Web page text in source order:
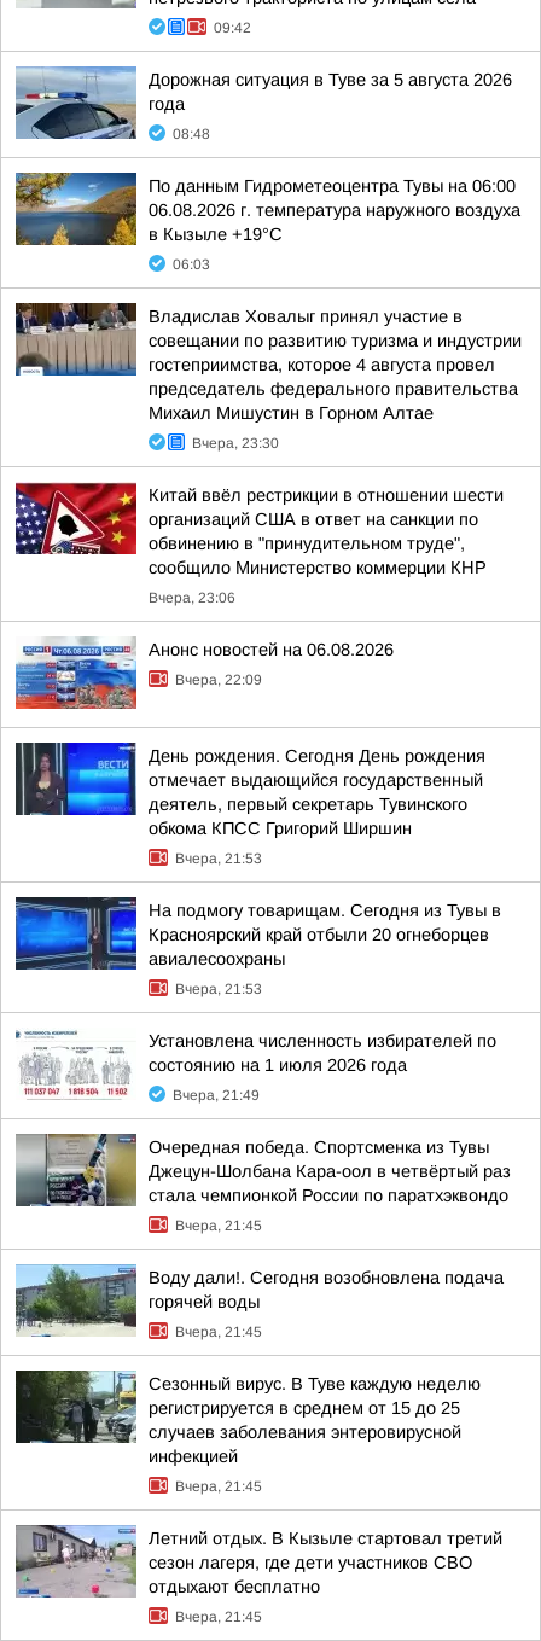
09:42
Дорожная ситуация в Туве за 5 августа 2026
года
08:48
По данным Гидрометеоцентра Тувы на 06:00
06.08.2026 г. температура наружного воздуха
в Кызыле +19°С
06:03
Владислав Ховалыг принял участие в
совещании по развитию туризма и индустрии
гостеприимства, которое 4 августа провел
председатель федерального правительства
Михаил Мишустин в Горном Алтае
Вчера, 23:30
Китай ввёл рестрикции в отношении шести
организаций США в ответ на санкции по
обвинению в "принудительном труде",
сообщило Министерство коммерции КНР
Вчера, 23:06
Анонс новостей на 06.08.2026
Вчера, 22:09
День рождения. Сегодня День рождения
отмечает выдающийся государственный
деятель, первый секретарь Тувинского
обкома КПСС Григорий Ширшин
Вчера, 21:53
На подмогу товарищам. Сегодня из Тувы в
Красноярский край отбыли 20 огнеборцев
авиалесоохраны
Вчера, 21:53
Установлена численность избирателей по
состоянию на 1 июля 2026 года
Вчера, 21:49
Очередная победа. Спортсменка из Тувы
Джецун-Шолбана Кара-оол в четвёртый раз
стала чемпионкой России по паратхэквондо
Вчера, 21:45
Воду дали!. Сегодня возобновлена подача
горячей воды
Вчера, 21:45
Сезонный вирус. В Туве каждую неделю
регистрируется в среднем от 15 до 25
случаев заболевания энтеровирусной
инфекцией
Вчера, 21:45
Летний отдых. В Кызыле стартовал третий
сезон лагеря, где дети участников СВО
отдыхают бесплатно
Вчера, 21:45